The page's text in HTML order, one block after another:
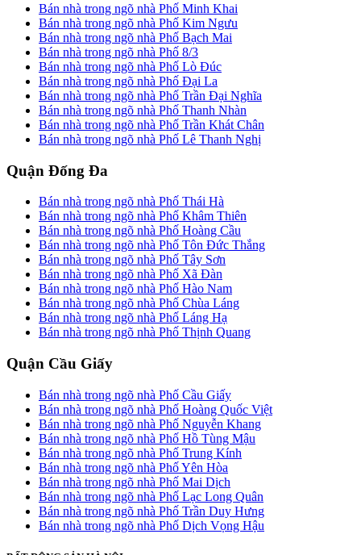
Bán nhà trong ngõ nhà Phố Minh Khai
Bán nhà trong ngõ nhà Phố Kim Ngưu
Bán nhà trong ngõ nhà Phố Bạch Mai
Bán nhà trong ngõ nhà Phố 8/3
Bán nhà trong ngõ nhà Phố Lò Đúc
Bán nhà trong ngõ nhà Phố Đại La
Bán nhà trong ngõ nhà Phố Trần Đại Nghĩa
Bán nhà trong ngõ nhà Phố Thanh Nhàn
Bán nhà trong ngõ nhà Phố Trần Khát Chân
Bán nhà trong ngõ nhà Phố Lê Thanh Nghị
Quận Đống Đa
Bán nhà trong ngõ nhà Phố Thái Hà
Bán nhà trong ngõ nhà Phố Khâm Thiên
Bán nhà trong ngõ nhà Phố Hoàng Cầu
Bán nhà trong ngõ nhà Phố Tôn Đức Thắng
Bán nhà trong ngõ nhà Phố Tây Sơn
Bán nhà trong ngõ nhà Phố Xã Đàn
Bán nhà trong ngõ nhà Phố Hào Nam
Bán nhà trong ngõ nhà Phố Chùa Láng
Bán nhà trong ngõ nhà Phố Láng Hạ
Bán nhà trong ngõ nhà Phố Thịnh Quang
Quận Cầu Giấy
Bán nhà trong ngõ nhà Phố Cầu Giấy
Bán nhà trong ngõ nhà Phố Hoàng Quốc Việt
Bán nhà trong ngõ nhà Phố Nguyễn Khang
Bán nhà trong ngõ nhà Phố Hồ Tùng Mậu
Bán nhà trong ngõ nhà Phố Trung Kính
Bán nhà trong ngõ nhà Phố Yên Hòa
Bán nhà trong ngõ nhà Phố Mai Dịch
Bán nhà trong ngõ nhà Phố Lạc Long Quân
Bán nhà trong ngõ nhà Phố Trần Duy Hưng
Bán nhà trong ngõ nhà Phố Dịch Vọng Hậu